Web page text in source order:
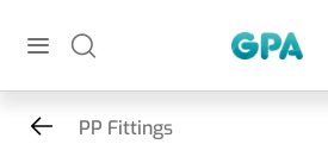
PP Fittings